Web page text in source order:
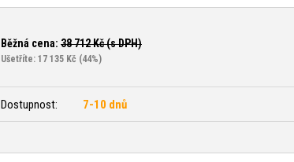
Běžná cena: 38 712Kč (s DPH)
Ušetříte: 17 135 Kč (44%)
Dostupnost: 7-10 dnů